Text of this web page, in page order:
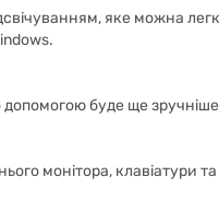
яке можна
буде ще
монітора, клавіатури